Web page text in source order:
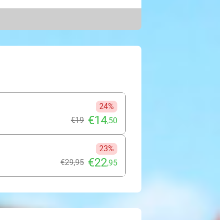
alpacawol.
om een lunch te reserveren
24%
€19 €14,50
23%
€29,95 €22,95